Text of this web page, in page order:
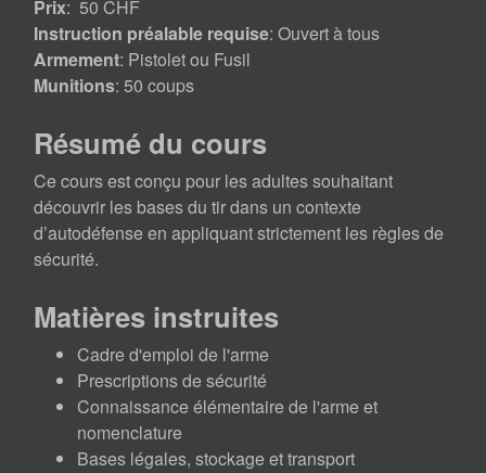
Prix: 50 CHF
Instruction préalable requise: Ouvert à tous
Armement: Pistolet ou Fusil
Munitions: 50 coups
Résumé du cours
Ce cours est conçu pour les adultes souhaitant
découvrir les bases du tir dans un contexte
d’autodéfense en appliquant strictement les règles de
sécurité.
Matières instruites
Cadre d'emploi de l'arme
Prescriptions de sécurité
Connaissance élémentaire de l'arme et
nomenclature
Bases légales, stockage et transport